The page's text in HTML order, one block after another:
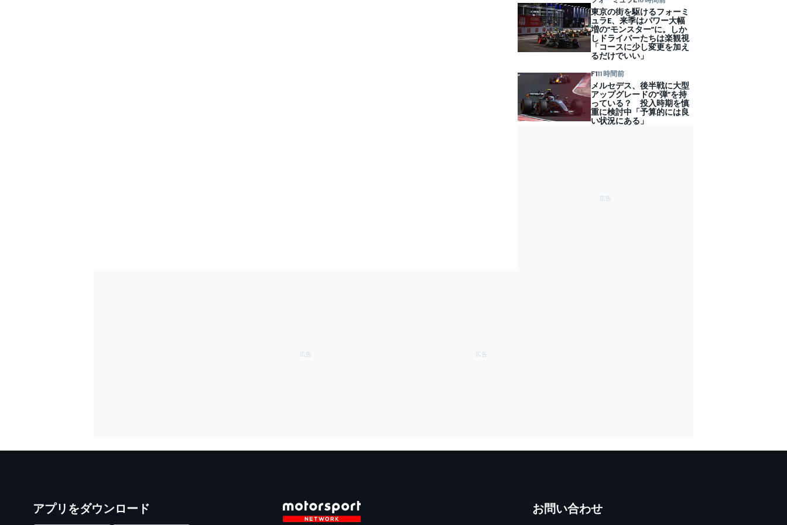
東京の街を駆けるフォーミ
ュラE、来季はパワー大幅
増の“モンスター”に。しか
しドライバーたちは楽観視
「コースに少し変更を加え
るだけでいい」
F111 時間前
メルセデス、後半戦に大型
アップグレードの“弾”を持
っている？ 投入時期を慎
重に検討中「予算的には良
い状況にある」
アプリをダウンロード お問い合わせ